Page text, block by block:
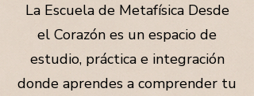
La Escuela de Metafísica Desde
el Corazón es un espacio de
estudio, práctica e integración
donde aprendes a comprender tu